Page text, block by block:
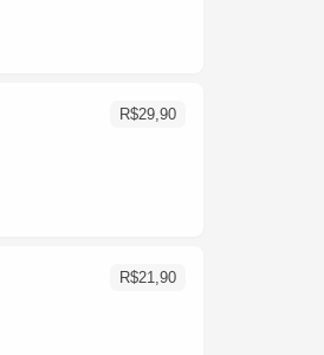
R$29,90
R$21,90